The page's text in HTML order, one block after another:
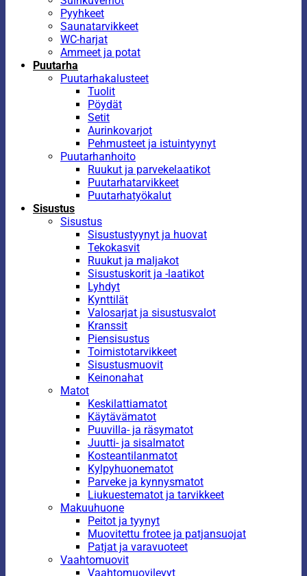
Pyyhkeet
Saunatarvikkeet
WC-harjat
Ammeet ja potat
Puutarha
Puutarhakalusteet
Tuolit
Pöydät
Setit
Aurinkovarjot
Pehmusteet ja istuintyynyt
Puutarhanhoito
Ruukut ja parvekelaatikot
Puutarhatarvikkeet
Puutarhatyökalut
Sisustus
Sisustus
Sisustustyynyt ja huovat
Tekokasvit
Ruukut ja maljakot
Sisustuskorit ja -laatikot
Lyhdyt
Kynttilät
Valosarjat ja sisustusvalot
Kranssit
Piensisustus
Toimistotarvikkeet
Sisustusmuovit
Keinonahat
Matot
Keskilattiamatot
Käytävämatot
Puuvilla- ja räsymatot
Juutti- ja sisalmatot
Kosteantilanmatot
Kylpyhuonematot
Parveke ja kynnysmatot
Liukuestematot ja tarvikkeet
Makuuhuone
Peitot ja tyynyt
Muovitettu frotee ja patjansuojat
Patjat ja varavuoteet
Vaahtomuovit
Vaahtomuovilevyt